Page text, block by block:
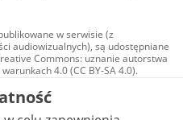
w serwisie (z
audiowizualnych), są udostępniane
Commons: uznanie autorstwa
4.0 (CC BY-SA 4.0).
w tym zdjęcia, materiały
na licencji typu
uznanie autorstwa użycie